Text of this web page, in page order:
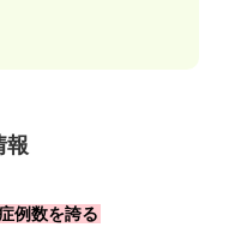
報
例数を誇る